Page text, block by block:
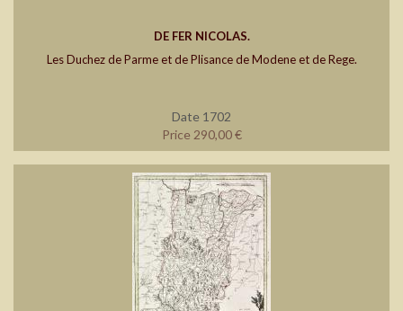
DE FER NICOLAS.
Les Duchez de Parme et de Plisance de Modene et de Rege.
Date 1702
Price 290,00 €